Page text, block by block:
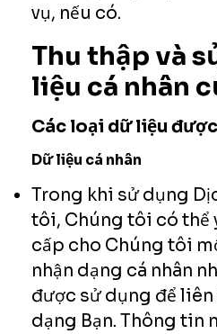
vụ, nếu có.
Thu thập và
liệu cá nhân
Các loại dữ liệu
Dữ liệu cá nhân
Trong khi sử dụng
tôi, Chúng tôi có thể
cấp cho Chúng tôi
nhận dạng cá nhân
được sử dụng để liên
dạng Bạn. Thông tin